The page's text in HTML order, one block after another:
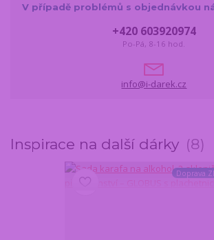
V případě problémů s objednávkou
+420 603920974
Po-Pá, 8-16 hod.
info@i-darek.cz
Inspirace na další dárky 8
Doprava